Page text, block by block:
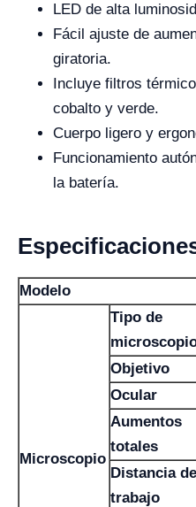
LED de alta
Fácil ajuste de
giratoria.
Incluye filtros
cobalto y verde.
Cuerpo ligero y
Funcionamiento
la batería.
Modelo
Microscopio
Tipo de
Objetivo
Ocular
Aumentos
totales
Distancia de
trabajo